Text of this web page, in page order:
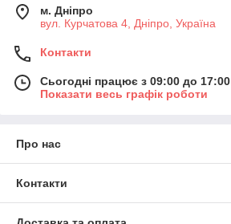
м. Дніпро
вул. Курчатова 4, Дніпро, Україна
Контакти
Сьогодні працює з 09:00 до 17:00
Показати весь графік роботи
Про нас
Контакти